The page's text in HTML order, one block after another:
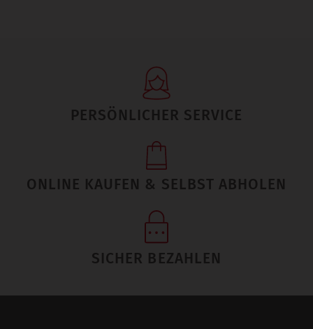
PERSÖNLICHER SERVICE
ONLINE KAUFEN & SELBST ABHOLEN
SICHER BEZAHLEN